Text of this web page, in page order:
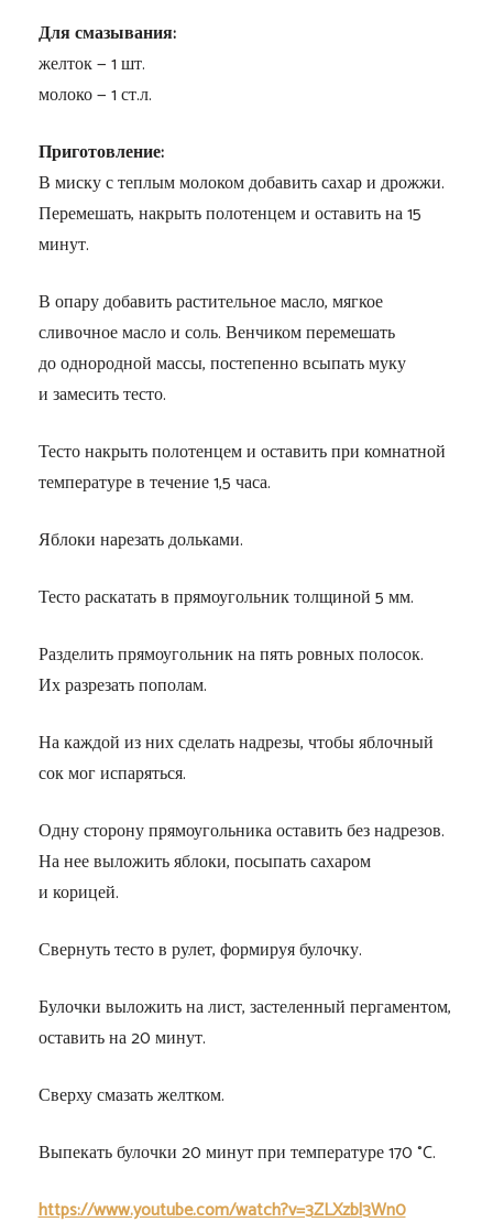
Для смазывания:
желток — 1 шт.
молоко — 1 ст.л.
Приготовление:
В миску с теплым молоком добавить сахар и дрожжи.
Перемешать, накрыть полотенцем и оставить на 15
минут.
В опару добавить растительное масло, мягкое
сливочное масло и соль. Венчиком перемешать
до однородной массы, постепенно всыпать муку
и замесить тесто.
Тесто накрыть полотенцем и оставить при комнатной
температуре в течение 1,5 часа.
Яблоки нарезать дольками.
Тесто раскатать в прямоугольник толщиной 5 мм.
Разделить прямоугольник на пять ровных полосок.
Их разрезать пополам.
На каждой из них сделать надрезы, чтобы яблочный
сок мог испаряться.
Одну сторону прямоугольника оставить без надрезов.
На нее выложить яблоки, посыпать сахаром
и корицей.
Свернуть тесто в рулет, формируя булочку.
Булочки выложить на лист, застеленный пергаментом,
оставить на 20 минут.
Сверху смазать желтком.
Выпекать булочки 20 минут при температуре 170 °C.
https://www.youtube.com/watch?v=3ZLXzbl3Wn0